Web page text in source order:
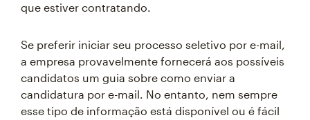
que estiver contratando.
Se preferir iniciar seu processo seletivo por e-mail,
a empresa provavelmente fornecerá aos possíveis
candidatos um guia sobre como enviar a
candidatura por e-mail. No entanto, nem sempre
esse tipo de informação está disponível ou é fácil